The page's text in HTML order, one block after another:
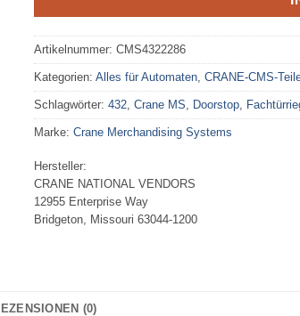
Artikelnummer: CMS4322286
Kategorien: Alles für Automaten CRANE-CMS-
Schlagwörter: 432 Crane MS Doorstop
Marke: Crane Merchandising Systems
Hersteller:
CRANE NATIONAL VENDORS
12955 Enterprise Way
Bridgeton, Missouri 63044-1200
(0)